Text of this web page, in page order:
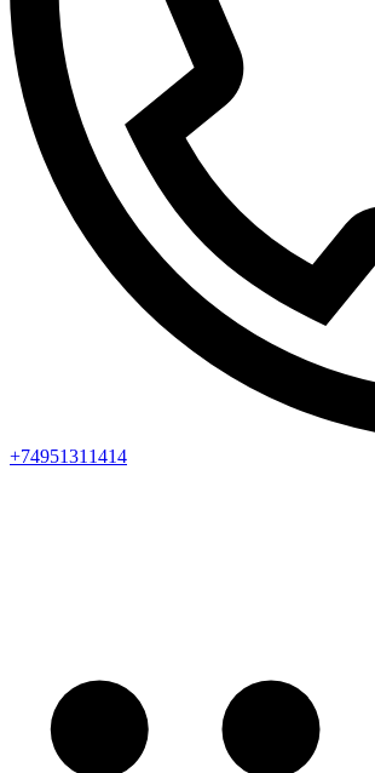
+74951311414